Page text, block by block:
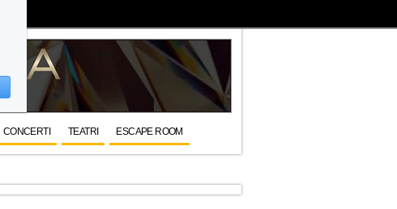
CONCERTI TEATRI ESCAPE ROOM